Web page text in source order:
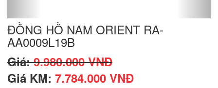
ĐỒNG HỒ NAM ORIENT RA-
AA0009L19B
Giá:9.980.000 VNĐ
Giá KM: 7.784.000 VNĐ